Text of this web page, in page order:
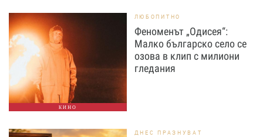
КИНО
ЛЮБОПИТНО
Феноменът „Одисея“:
Малко българско село се
озова в клип с милиони
гледания
ДНЕС ПРАЗНУВАТ